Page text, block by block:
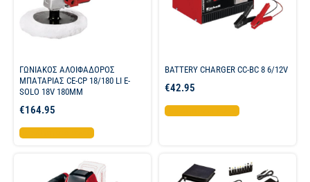
ΓΩΝΙΑΚΟΣ ΑΛΟΙΦΑΔΟΡΟΣ
ΜΠΑΤΑΡΙΑΣ CE-CP 18/180 LI E-
SOLO 18V 180MM
€164.95
Προσθήκη στο καλάθι
BATTERY CHARGER CC-BC 8 6/12V
€42.95
Προσθήκη στο καλάθι